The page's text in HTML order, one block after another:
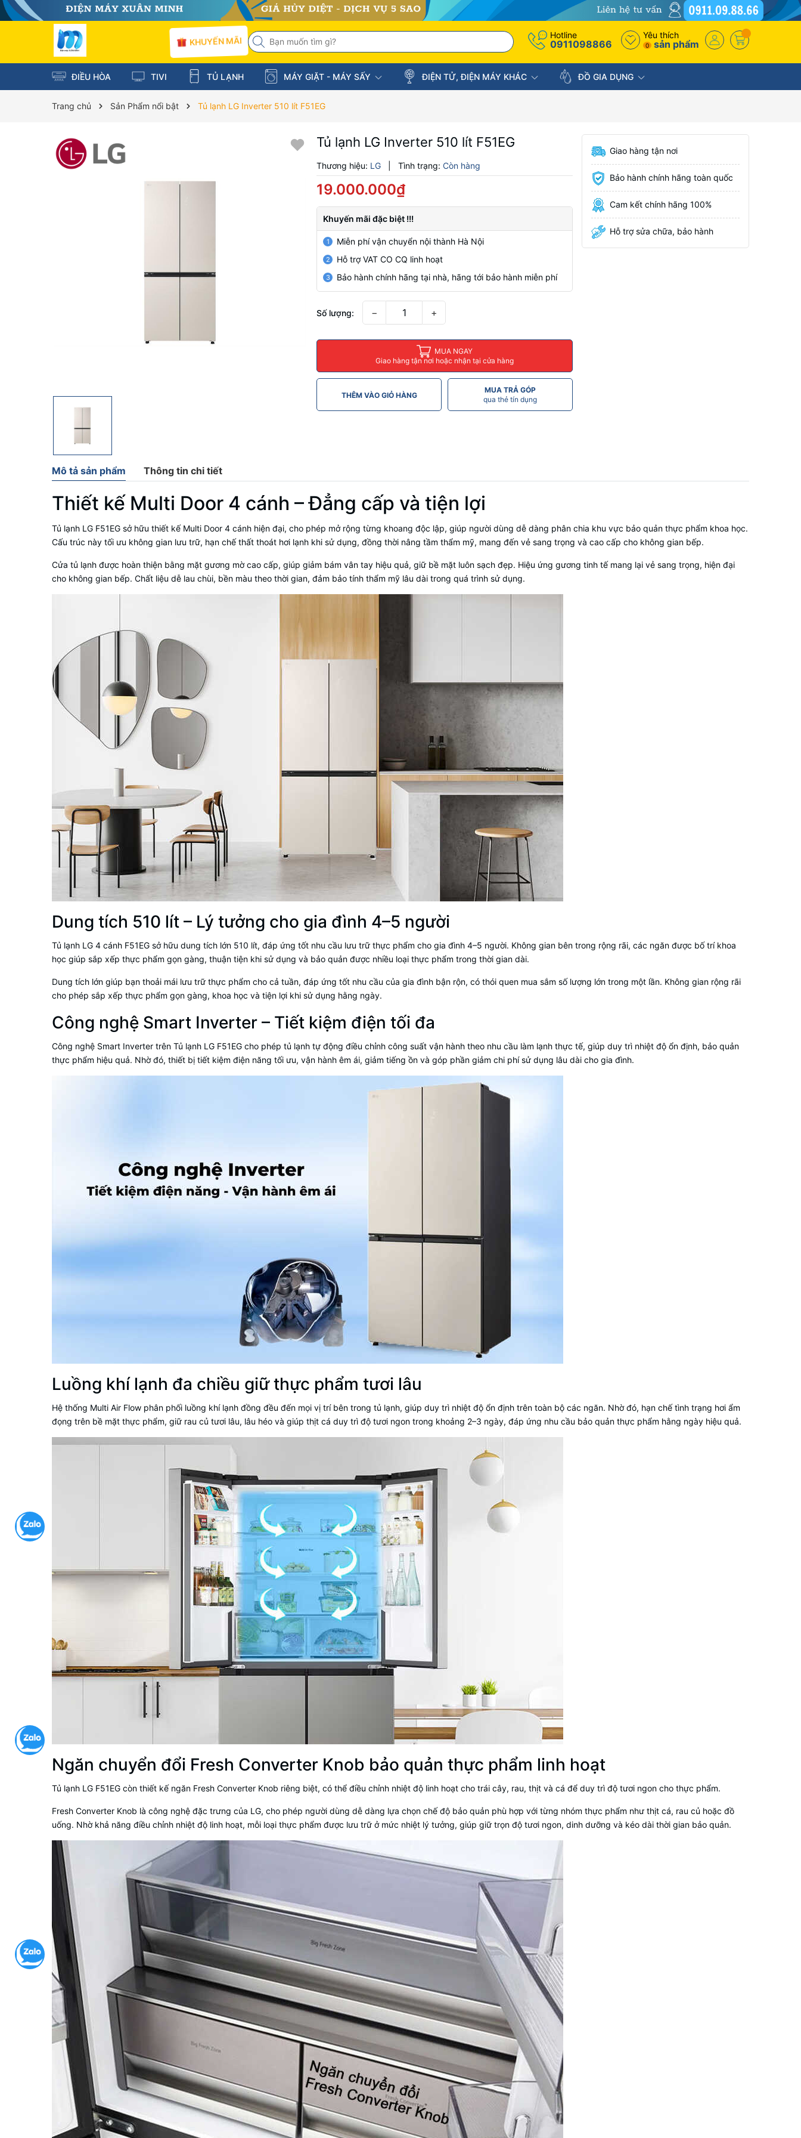
KHUYẾN MÃI
Hotline
0911098866
Yêu thích
0 sản phẩm
ĐIỀU HÒA TIVI TỦ LẠNH MÁY GIẶT - MÁY SẤY ĐIỆN TỬ, ĐIỆN MÁY KHÁC ĐỒ GIA DỤNG
Trang chủ Sản Phẩm nổi bật Tủ lạnh LG Inverter 510 lít F51EG
Tủ lạnh LG Inverter 510 lít F51EG
Thương hiệu: LG Tình trạng: Còn hàng
19.000.000₫
Khuyến mãi đặc biệt !!!
1 Miễn phí vận chuyển nội thành Hà Nội
2 Hỗ trợ VAT CO CQ linh hoạt
3 Bảo hành chính hãng tại nhà, hãng tới bảo hành miễn phí
Số lượng: − +
MUA NGAY
Giao hàng tận nơi hoặc nhận tại cửa hàng
THÊM VÀO GIỎ HÀNG
MUA TRẢ GÓP
qua thẻ tín dụng
Giao hàng tận nơi
Bảo hành chính hãng toàn quốc
Cam kết chính hãng 100%
Hỗ trợ sửa chữa, bảo hành
Mô tả sản phẩm Thông tin chi tiết
Thiết kế Multi Door 4 cánh – Đẳng cấp và tiện lợi
Tủ lạnh LG F51EG sở hữu thiết kế Multi Door 4 cánh hiện đại, cho phép mở rộng từng khoang độc lập, giúp người dùng dễ dàng phân chia khu vực bảo quản thực phẩm khoa học.
Cấu trúc này tối ưu không gian lưu trữ, hạn chế thất thoát hơi lạnh khi sử dụng, đồng thời nâng tầm thẩm mỹ, mang đến vẻ sang trọng và cao cấp cho không gian bếp.
Cửa tủ lạnh được hoàn thiện bằng mặt gương mờ cao cấp, giúp giảm bám vân tay hiệu quả, giữ bề mặt luôn sạch đẹp. Hiệu ứng gương tinh tế mang lại vẻ sang trọng, hiện đại
cho không gian bếp. Chất liệu dễ lau chùi, bền màu theo thời gian, đảm bảo tính thẩm mỹ lâu dài trong quá trình sử dụng.
Dung tích 510 lít – Lý tưởng cho gia đình 4–5 người
Tủ lạnh LG 4 cánh F51EG sở hữu dung tích lớn 510 lít, đáp ứng tốt nhu cầu lưu trữ thực phẩm cho gia đình 4–5 người. Không gian bên trong rộng rãi, các ngăn được bố trí khoa
học giúp sắp xếp thực phẩm gọn gàng, thuận tiện khi sử dụng và bảo quản được nhiều loại thực phẩm trong thời gian dài.
Dung tích lớn giúp bạn thoải mái lưu trữ thực phẩm cho cả tuần, đáp ứng tốt nhu cầu của gia đình bận rộn, có thói quen mua sắm số lượng lớn trong một lần. Không gian rộng rãi
cho phép sắp xếp thực phẩm gọn gàng, khoa học và tiện lợi khi sử dụng hằng ngày.
Công nghệ Smart Inverter – Tiết kiệm điện tối đa
Công nghệ Smart Inverter trên Tủ lạnh LG F51EG cho phép tủ lạnh tự động điều chỉnh công suất vận hành theo nhu cầu làm lạnh thực tế, giúp duy trì nhiệt độ ổn định, bảo quản
thực phẩm hiệu quả. Nhờ đó, thiết bị tiết kiệm điện năng tối ưu, vận hành êm ái, giảm tiếng ồn và góp phần giảm chi phí sử dụng lâu dài cho gia đình.
Luồng khí lạnh đa chiều giữ thực phẩm tươi lâu
Hệ thống Multi Air Flow phân phối luồng khí lạnh đồng đều đến mọi vị trí bên trong tủ lạnh, giúp duy trì nhiệt độ ổn định trên toàn bộ các ngăn. Nhờ đó, hạn chế tình trạng hơi ẩm
đọng trên bề mặt thực phẩm, giữ rau củ tươi lâu, lâu héo và giúp thịt cá duy trì độ tươi ngon trong khoảng 2–3 ngày, đáp ứng nhu cầu bảo quản thực phẩm hằng ngày hiệu quả.
Ngăn chuyển đổi Fresh Converter Knob bảo quản thực phẩm linh hoạt
Tủ lạnh LG F51EG còn thiết kế ngăn Fresh Converter Knob riêng biệt, có thể điều chỉnh nhiệt độ linh hoạt cho trái cây, rau, thịt và cá để duy trì độ tươi ngon cho thực phẩm.
Fresh Converter Knob là công nghệ đặc trưng của LG, cho phép người dùng dễ dàng lựa chọn chế độ bảo quản phù hợp với từng nhóm thực phẩm như thịt cá, rau củ hoặc đồ
uống. Nhờ khả năng điều chỉnh nhiệt độ linh hoạt, mỗi loại thực phẩm được lưu trữ ở mức nhiệt lý tưởng, giúp giữ trọn độ tươi ngon, dinh dưỡng và kéo dài thời gian bảo quản.